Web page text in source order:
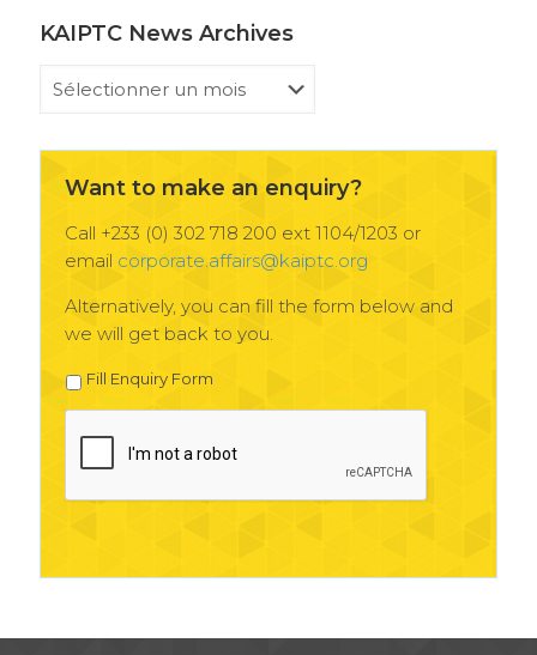
KAIPTC News Archives
KAIPTC
Want to make an enquiry?
Call +233 (0) 302 718 200 ext 1104/1203 or
email corporate.affairs@kaiptc.org
Alternatively, you can fill the form below and
we will get back to you.
Fill Enquiry Form